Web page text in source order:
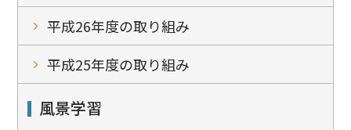
平成26年度の取り組み
平成25年度の取り組み
風景学習